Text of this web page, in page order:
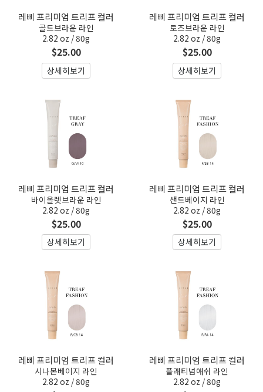
레삐 프리미엄 트리프 컬러
골드브라운 라인
2.82 oz / 80g
$25.00
상세히보기
레삐 프리미엄 트리프 컬러
로즈브라운 라인
2.82 oz / 80g
$25.00
상세히보기
레삐 프리미엄 트리프 컬러
바이올렛브라운 라인
2.82 oz / 80g
$25.00
상세히보기
레삐 프리미엄 트리프 컬러
샌드베이지 라인
2.82 oz / 80g
$25.00
상세히보기
레삐 프리미엄 트리프 컬러
시나몬베이지 라인
2.82 oz / 80g
레삐 프리미엄 트리프 컬러
플래티넘애쉬 라인
2.82 oz / 80g